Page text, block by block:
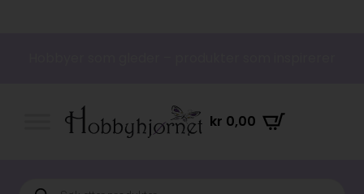
kr 0,00
Products